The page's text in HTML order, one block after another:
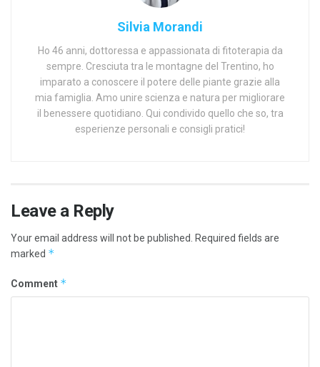
Silvia Morandi
Ho 46 anni, dottoressa e appassionata di fitoterapia da
sempre. Cresciuta tra le montagne del Trentino, ho
imparato a conoscere il potere delle piante grazie alla
mia famiglia. Amo unire scienza e natura per migliorare
il benessere quotidiano. Qui condivido quello che so, tra
esperienze personali e consigli pratici!
Leave a Reply
Your email address will not be published. Required fields are
marked *
Comment *